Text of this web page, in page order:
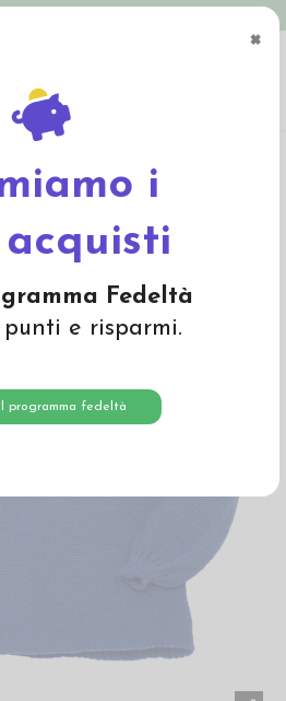
×
i
Fedeltà
punti e risparmi.
programma fedeltà